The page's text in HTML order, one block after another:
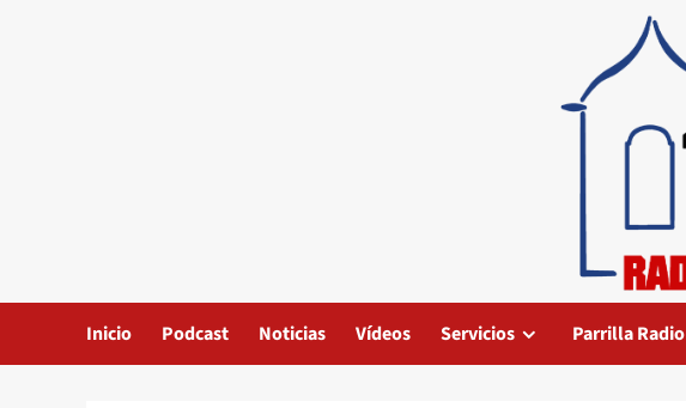
Inicio Podcast Noticias Vídeos Servicios Parrilla Radio